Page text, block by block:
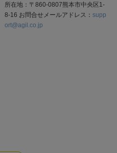
所在地：〒860-0807熊本市中央区1-
8-16 お問合せメールアドレス：supp
ort@agil.co.jp